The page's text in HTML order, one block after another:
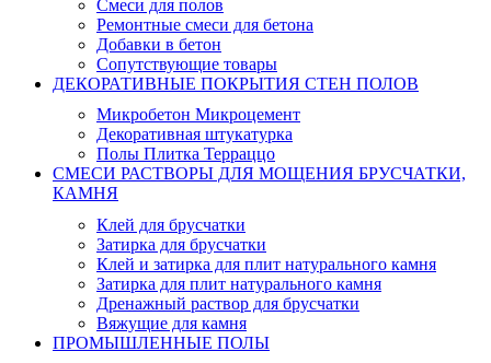
Смеси для полов
Ремонтные смеси для бетона
Добавки в бетон
Сопутствующие товары
ДЕКОРАТИВНЫЕ ПОКРЫТИЯ СТЕН ПОЛОВ
Микробетон Микроцемент
Декоративная штукатурка
Полы Плитка Терраццо
СМЕСИ РАСТВОРЫ ДЛЯ МОЩЕНИЯ БРУСЧАТКИ,
КАМНЯ
Клей для брусчатки
Затирка для брусчатки
Клей и затирка для плит натурального камня
Затирка для плит натурального камня
Дренажный раствор для брусчатки
Вяжущие для камня
ПРОМЫШЛЕННЫЕ ПОЛЫ